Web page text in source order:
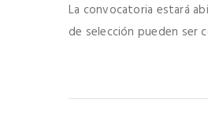
La convocatoria estará
de selección pueden ser